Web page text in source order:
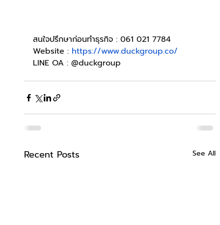
สนใจปรึกษาก่อนทำธุรกิจ : 061 021 7784
Website : https://www.duckgroup.co/
LINE OA : @duckgroup
Recent Posts See All